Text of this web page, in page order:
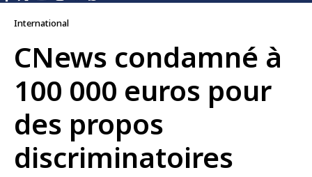
International
CNews condamné à
100 000 euros pour
des propos
discriminatoires